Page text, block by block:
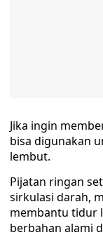
Jika ingin
bisa digunakan
lembut.
Pijatan ringan
sirkulasi darah,
membantu tidur
berbahan alami